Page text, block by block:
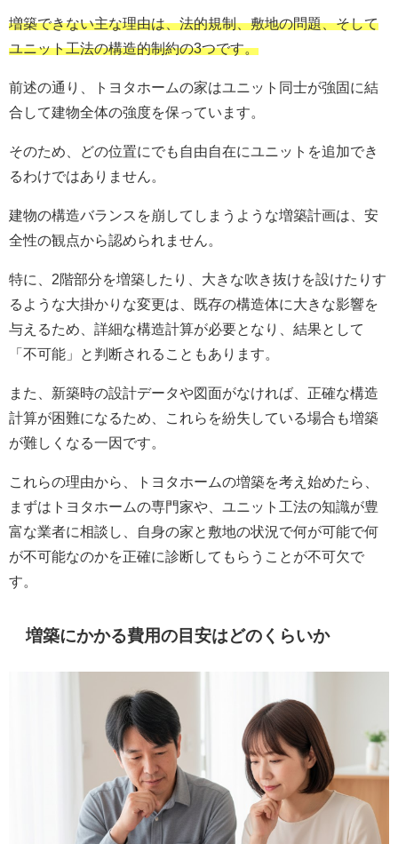
増築できない主な理由は、法的規制、敷地の問題、そして
ユニット工法の構造的制約の3つです。
前述の通り、トヨタホームの家はユニット同士が強固に結
合して建物全体の強度を保っています。
そのため、どの位置にでも自由自在にユニットを追加でき
るわけではありません。
建物の構造バランスを崩してしまうような増築計画は、安
全性の観点から認められません。
特に、2階部分を増築したり、大きな吹き抜けを設けたりす
るような大掛かりな変更は、既存の構造体に大きな影響を
与えるため、詳細な構造計算が必要となり、結果として
「不可能」と判断されることもあります。
また、新築時の設計データや図面がなければ、正確な構造
計算が困難になるため、これらを紛失している場合も増築
が難しくなる一因です。
これらの理由から、トヨタホームの増築を考え始めたら、
まずはトヨタホームの専門家や、ユニット工法の知識が豊
富な業者に相談し、自身の家と敷地の状況で何が可能で何
が不可能なのかを正確に診断してもらうことが不可欠で
す。
増築にかかる費用の目安はどのくらいか